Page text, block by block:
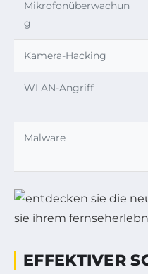
Mikrofonüberwachun
g
Kamera-Hacking
WLAN-Angriff
Malware
EFFEKTIVER